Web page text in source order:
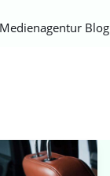
Medienagentur Blog